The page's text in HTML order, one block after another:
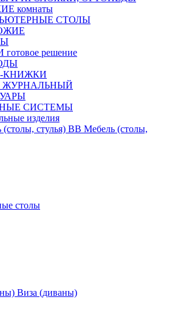
комнаты
СТОЛЫ
решение
КНИЖКИ
ЖУРНАЛЬНЫЙ
СИСТЕМЫ
изделия
ВВ Мебель (столы,
столы
Виза (диваны)